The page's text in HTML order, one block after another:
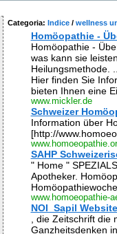
Categoria: Indice / wellness
Homöopathie -
Homöopathie -
was kann sie
Heilungsmethode.
Hier finden Sie
bieten Ihnen eine
www.mickler.de
Schweizer
Information über
[http://
SAHP
" Home "
Apotheker.
www.homoeopathie-
NOI_Sapil Website
, die Zeitschrift
Ganzheitsdenken